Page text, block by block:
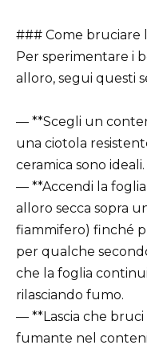
### Come bruciare
Per sperimentare i
alloro, segui questi
— **Scegli un
una ciotola
ceramica sono ideali.
— **Accendi la
alloro secca sopra
fiammifero) finché
per qualche
che la foglia
rilasciando fumo.
— **Lascia che
fumante nel